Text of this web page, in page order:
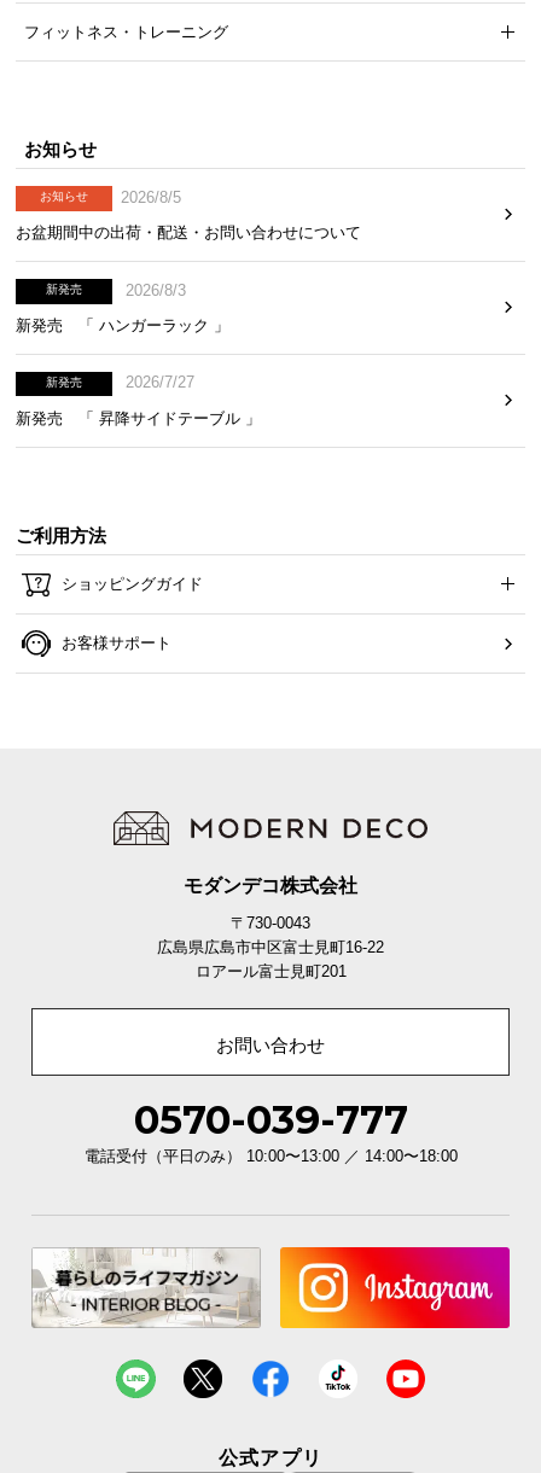
フィットネス・トレーニング
お知らせ
お知らせ
2026/8/5
お盆期間中の出荷・配送・お問い合わせについて
新発売
2026/8/3
新発売 「 ハンガーラック 」
新発売
2026/7/27
新発売 「 昇降サイドテーブル 」
ご利用方法
ショッピングガイド
お客様サポート
モダンデコ株式会社
〒730-0043
広島県広島市中区富士見町16-22
ロアール富士見町201
お問い合わせ
0570-039-777
電話受付（平日のみ） 10:00〜13:00 ／ 14:00〜18:00
公式アプリ